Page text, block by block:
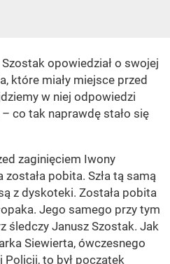
opowiedział o swojej
które miały miejsce przed
w niej odpowiedzi
co tak naprawdę stało się
zaginięciem Iwony
pobita. Szła tą samą
z dyskoteki. Została pobita
Jego samego przy tym
śledczy Janusz Szostak. Jak
Siewierta, ówczesnego
Policji, to był początek